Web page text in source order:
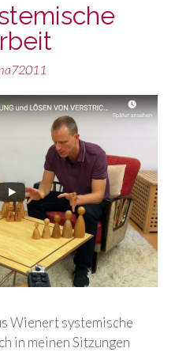
Wienert systemische
in meinen Sitzungen